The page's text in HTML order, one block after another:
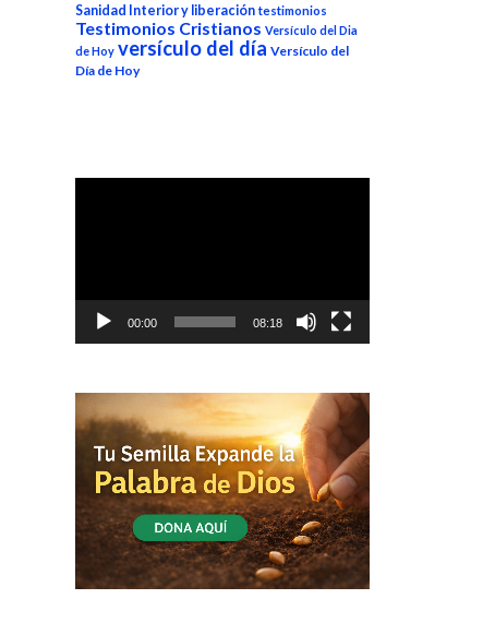
Sanidad Interior y liberación testimonios
Testimonios Cristianos Versículo del Dia
de Hoy versículo del día Versículo del
Día de Hoy
Reproductor
00:00 08:18